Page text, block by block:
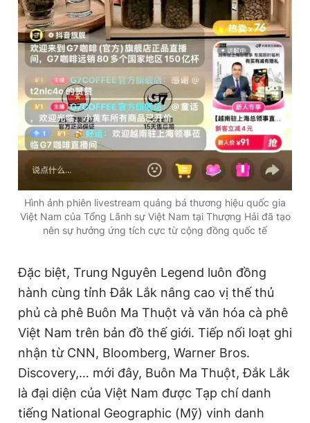
Hình ảnh phiên livestream quảng bá thương hiệu quốc gia
Việt Nam của Tổng Lãnh sự Việt Nam tại Thượng Hải đã tạo
nên sự hưởng ứng tích cực từ cộng đồng quốc tế
Đặc biệt, Trung Nguyên Legend luôn đồng
hành cùng tỉnh Đắk Lắk nâng cao vị thế thủ
phủ cà phê Buôn Ma Thuột và văn hóa cà phê
Việt Nam trên bản đồ thế giới. Tiếp nối loạt ghi
nhận từ CNN, Bloomberg, Warner Bros.
Discovery,… mới đây, Buôn Ma Thuột, Đắk Lắk
là đại diện của Việt Nam được Tạp chí danh
tiếng National Geographic (Mỹ) vinh danh